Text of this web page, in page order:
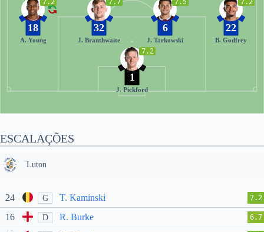
7.2
1
J. Pickford
7.2
18
A. Young
7.7
32
J. Branthwaite
7.5
6
J. Tarkowski
7.2
22
B. Godfrey
ESCALAÇÕES
Luton
24 G T. Kaminski 7.2
16 D R. Burke 6.7